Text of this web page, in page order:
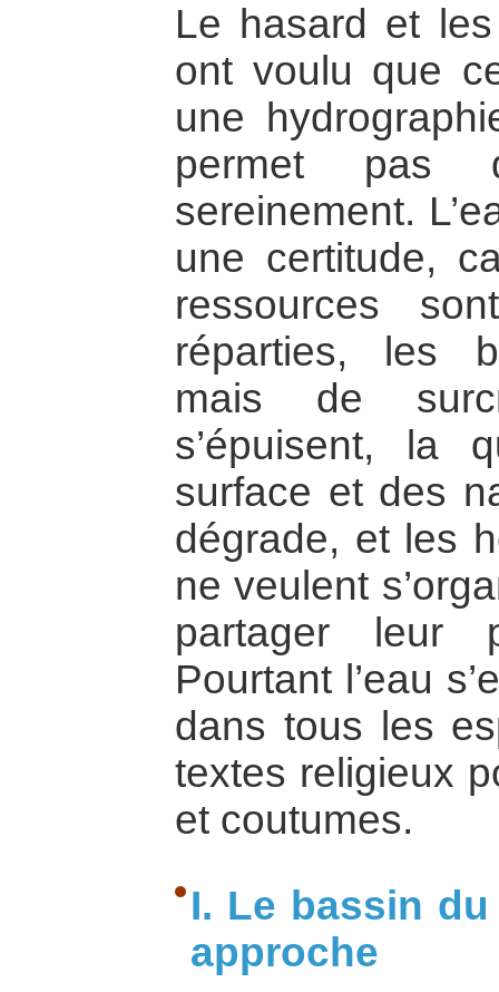
Le hasard et
ont voulu que
une
permet pas
sereinement.
une certitude,
ressources
réparties, les
mais de
s’épuisent, la
surface et des
dégrade, et les
ne veulent
partager leur
Pourtant l’eau
dans tous les
textes religieux
et coutumes.
I. Le bassin
approche